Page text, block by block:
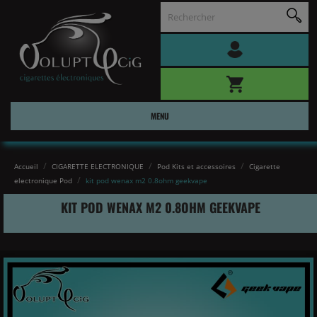
MENU
Accueil CIGARETTE ELECTRONIQUE Pod Kits et accessoires
Cigarette
electronique Pod
kit pod wenax m2 0.8ohm geekvape
KIT POD WENAX M2 0.8OHM GEEKVAPE